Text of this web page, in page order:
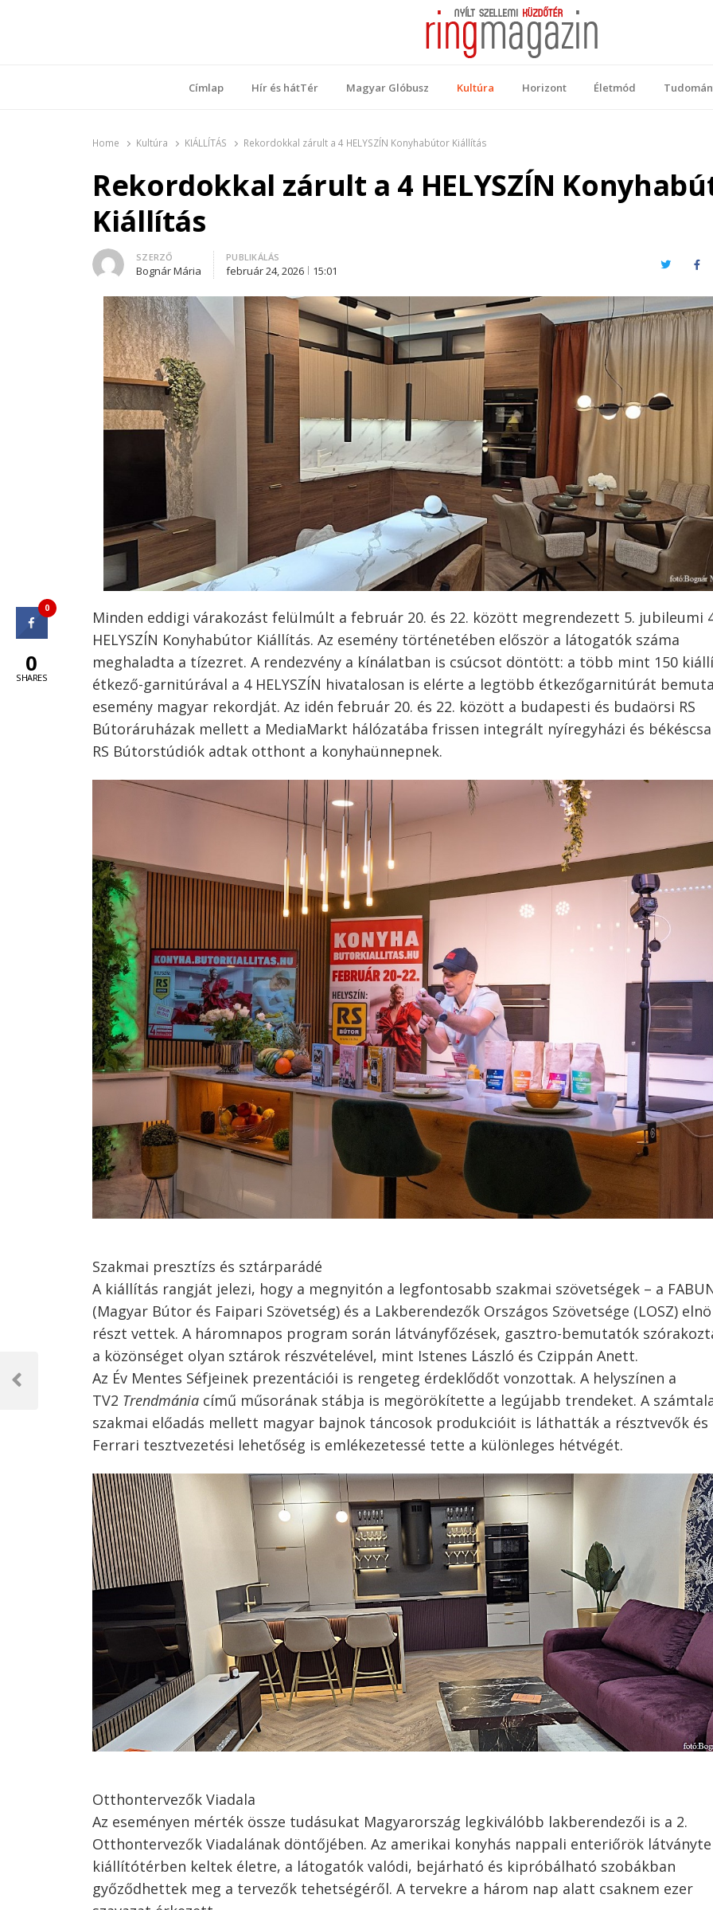
Címlap
Hír és hátTér Magyar Glóbusz Kultúra Horizont Életmód
Home Kultúra KIÁLLÍTÁS Rekordokkal zárult a 4 HELYSZÍN Konyhabútor Kiállítás
Rekordokkal zárult a 4 HELYSZÍN
Kiállítás
Author
SZERZŐ
Bognár Mária
PUBLIKÁLÁS
február 24, 2026 15:01 Twitter
Minden eddigi várakozást felülmúlt a február 20. és 22. között megrendezett 5. jubileumi
HELYSZÍN Konyhabútor Kiállítás. Az esemény történetében először a látogatók száma
meghaladta a tízezret. A rendezvény a kínálatban is csúcsot döntött: a több mint 150
étkező-garnitúrával a 4 HELYSZÍN hivatalosan is elérte a legtöbb étkezőgarnitúrát
esemény magyar rekordját. Az idén február 20. és 22. között a budapesti és budaörsi RS
Bútoráruházak mellett a MediaMarkt hálózatába frissen integrált nyíregyházi és
RS Bútorstúdiók adtak otthont a konyhaünnepnek.
Szakmai presztízs és sztárparádé
A kiállítás rangját jelezi, hogy a megnyitón a legfontosabb szakmai szövetségek – a
(Magyar Bútor és Faipari Szövetség) és a Lakberendezők Országos Szövetsége (LOSZ)
részt vettek. A háromnapos program során látványfőzések, gasztro-bemutatók
a közönséget olyan sztárok részvételével, mint Istenes László és Czippán Anett.
Az Év Mentes Séfjeinek prezentációi is rengeteg érdeklődőt vonzottak. A helyszínen a
TV2 Trendmánia című műsorának stábja is megörökítette a legújabb trendeket. A
szakmai előadás mellett magyar bajnok táncosok produkcióit is láthatták a résztvevők és
Ferrari tesztvezetési lehetőség is emlékezetessé tette a különleges hétvégét.
Otthontervezők Viadala
Az eseményen mérték össze tudásukat Magyarország legkiválóbb lakberendezői is a 2.
Otthontervezők Viadalának döntőjében. Az amerikai konyhás nappali enteriőrök
kiállítótérben keltek életre, a látogatók valódi, bejárható és kipróbálható szobákban
győződhettek meg a tervezők tehetségéről. A tervekre a három nap alatt csaknem ezer
Bejegyzés
navigáció
Previous
0
0
SHARES